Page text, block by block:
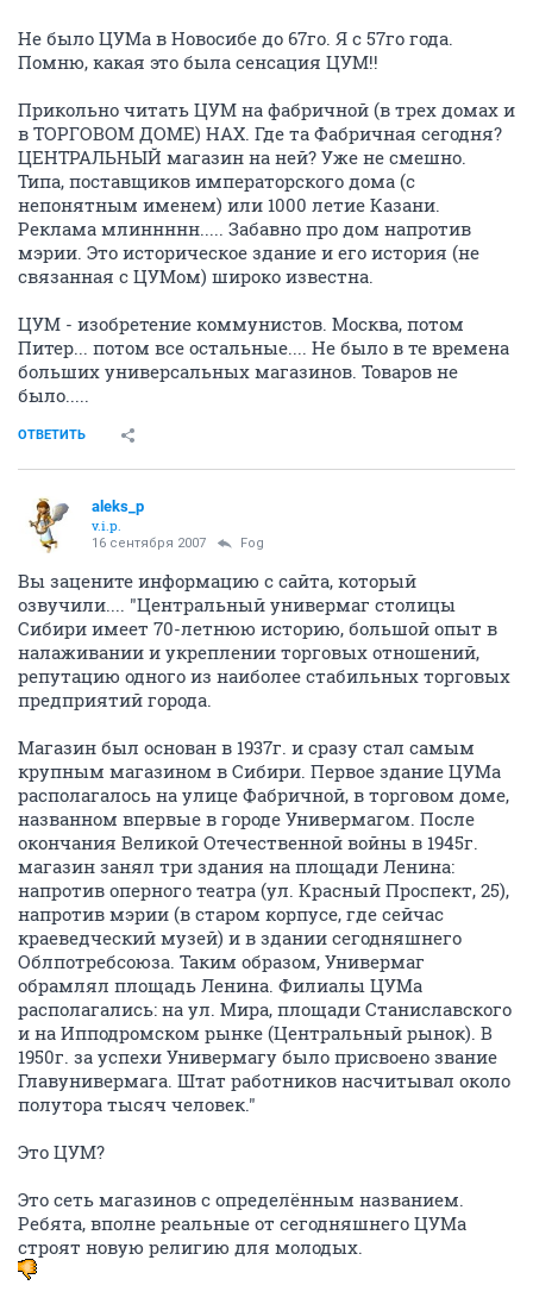
Не было ЦУМа в Новосибе до 67го. Я с 57го года.
Помню, какая это была сенсация ЦУМ!!
Прикольно читать ЦУМ на фабричной (в трех домах и
в ТОРГОВОМ ДОМЕ) НАХ. Где та Фабричная сегодня?
ЦЕНТРАЛЬНЫЙ магазин на ней? Уже не смешно.
Типа, поставщиков императорского дома (с
непонятным именем) или 1000 летие Казани.
Реклама млиннннн..... Забавно про дом напротив
мэрии. Это историческое здание и его история (не
связанная с ЦУМом) широко известна.
ЦУМ - изобретение коммунистов. Москва, потом
Питер... потом все остальные.... Не было в те времена
больших универсальных магазинов. Товаров не
было.....
ОТВЕТИТЬ
aleks_p
v.i.p.
16 сентября 2007 Fоg
Вы зацените информацию с сайта, который
озвучили.... "Центральный универмаг столицы
Сибири имеет 70-летнюю историю, большой опыт в
налаживании и укреплении торговых отношений,
репутацию одного из наиболее стабильных торговых
предприятий города.
Магазин был основан в 1937г. и сразу стал самым
крупным магазином в Сибири. Первое здание ЦУМа
располагалось на улице Фабричной, в торговом доме,
названном впервые в городе Универмагом. После
окончания Великой Отечественной войны в 1945г.
магазин занял три здания на площади Ленина:
напротив оперного театра (ул. Красный Проспект, 25),
напротив мэрии (в старом корпусе, где сейчас
краеведческий музей) и в здании сегодняшнего
Облпотребсоюза. Таким образом, Универмаг
обрамлял площадь Ленина. Филиалы ЦУМа
располагались: на ул. Мира, площади Станиславского
и на Ипподромском рынке (Центральный рынок). В
1950г. за успехи Универмагу было присвоено звание
Главунивермага. Штат работников насчитывал около
полутора тысяч человек."
Это ЦУМ?
Это сеть магазинов с определённым названием.
Ребята, вполне реальные от сегодняшнего ЦУМа
строят новую религию для молодых.